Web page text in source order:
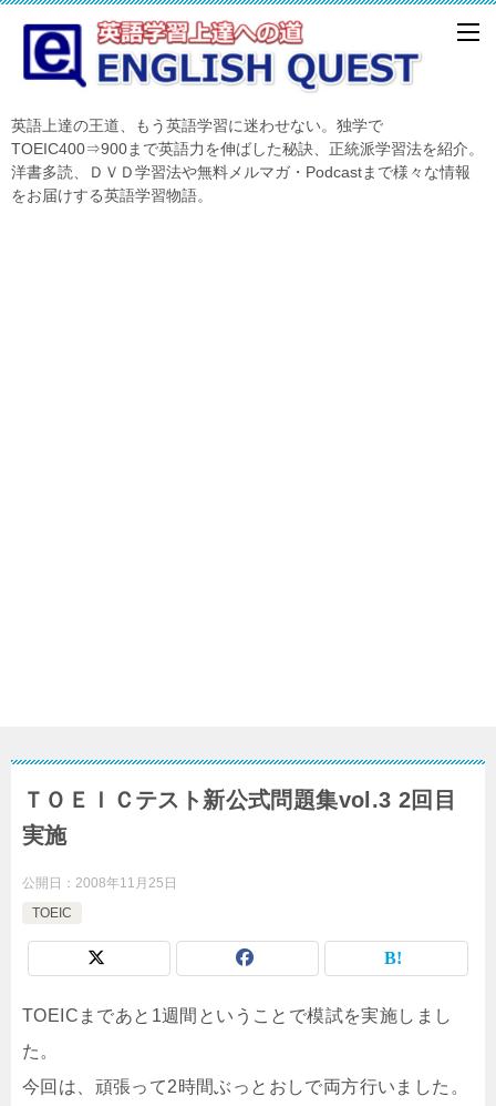
英語上達の王道、もう英語学習に迷わせない。独学で
TOEIC400⇒900まで英語力を伸ばした秘訣、正統派学習法を紹介。
洋書多読、ＤＶＤ学習法や無料メルマガ・Podcastまで様々な情報
をお届けする英語学習物語。
ＴＯＥＩＣテスト新公式問題集vol.3 2回目
実施
公開日： 2008年11月25日
TOEIC
TOEICまであと1週間ということで模試を実施しまし
た。
今回は、頑張って2時間ぶっとおしで両方行いました。